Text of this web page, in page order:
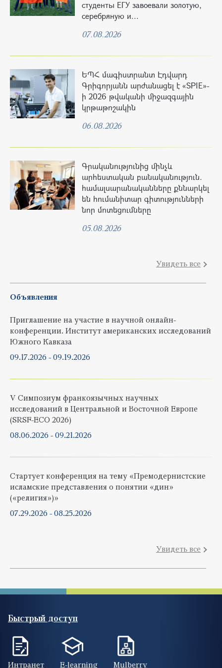
студенты ЕГУ завоевали золотую,
серебряную и...
07.08.2026
ԵՊՀ մագիստրանտ Էդվարդ
Գրիգորյանն արժանացել է «SPIE»-
ի 2026 թվականի միջազգային
կրթաթոշակին
06.08.2026
Գրականությունից մինչև
արհեստական բանականություն.
համալսարանականները քննարկել
են հումանիտար գիտությունների
նոր մոտեցումները
05.08.2026
Увидеть все
Объявления
Приглашение на участие в научной онлайн-
конференции. Институт американских исследований
Южного Кавказа
09.17.2026 -09.19.2026
V Симпозиум франкоязычных научных
исследований в Центральной и Восточной Европе
(SRSF-ECO 2026)
08.06.2026 -09.21.2026
Стартует конференция на тему «Премодернистские
исламские представления о понятии «дин»
(«религия»)»
07.29.2026 -08.25.2026
Увидеть все
Быстрый доступ
Интранет E-learning Mulberry